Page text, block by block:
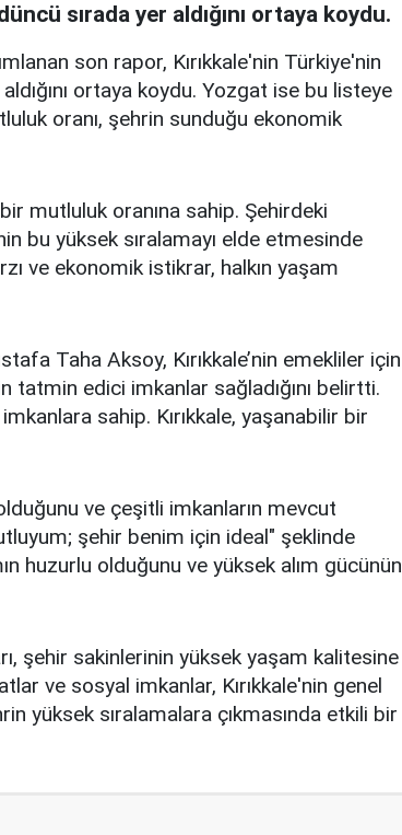
sırada yer aldığını ortaya koydu.
son rapor, Kırıkkale'nin Türkiye'nin
ortaya koydu. Yozgat ise bu listeye
oranı, şehrin sunduğu ekonomik
mutluluk oranına sahip. Şehirdeki
bu yüksek sıralamayı elde etmesinde
ve ekonomik istikrar, halkın yaşam
Taha Aksoy, Kırıkkale’nin emekliler için
tatmin edici imkanlar sağladığını belirtti.
sahip. Kırıkkale, yaşanabilir bir
ve çeşitli imkanların mevcut
şehir benim için ideal" şeklinde
huzurlu olduğunu ve yüksek alım gücünün
şehir sakinlerinin yüksek yaşam kalitesine
ve sosyal imkanlar, Kırıkkale'nin genel
yüksek sıralamalara çıkmasında etkili bir